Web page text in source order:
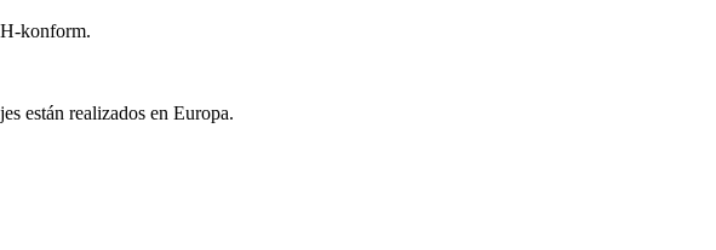
konform.
están realizados en Europa.